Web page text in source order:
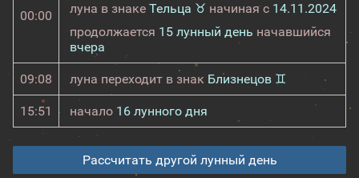
00:00
луна в знаке Тельца ♉ начиная с 14.11.2024
продолжается 15 лунный день начавшийся
вчера
09:08 луна переходит в знак Близнецов ♊
15:51 начало 16 лунного дня
Рассчитать другой лунный день